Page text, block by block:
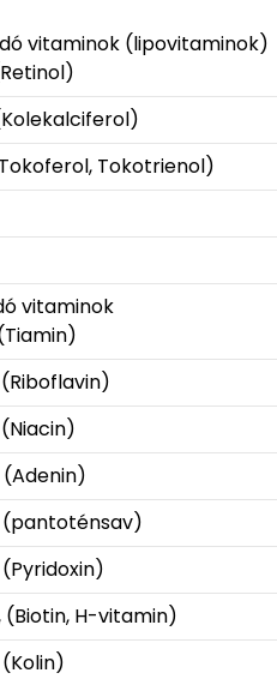
vitaminok (lipovitaminok)
Tokotrienol)
vitaminok
H-vitamin)